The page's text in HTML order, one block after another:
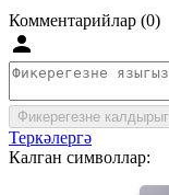
Комментарийлар (0)
Фикерегезне
Теркәлергә
Калган символлар: